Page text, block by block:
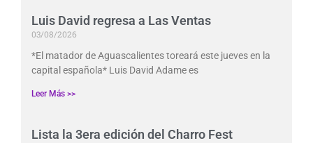
Luis David regresa a Las Ventas
03/08/2026
*El matador de Aguascalientes toreará este jueves en la
capital española* Luis David Adame es
Leer Más >>
Lista la 3era edición del Charro Fest